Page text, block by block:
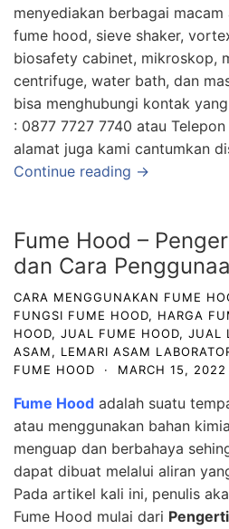
menyediakan berbagai macam
fume hood, sieve shaker,
biosafety cabinet, mikroskop,
centrifuge, water bath, dan
bisa menghubungi kontak
: 0877 7727 7740 atau
alamat juga kami cantumkan
Continue reading →
Fume Hood –
dan Cara
CARA MENGGUNAKAN FUME
FUNGSI FUME HOOD, HARGA
HOOD, JUAL FUME HOOD, JUAL
ASAM, LEMARI ASAM
FUME HOOD
· MARCH 15, 2022
Fume Hood adalah suatu
atau menggunakan bahan
menguap dan berbahaya
dapat dibuat melalui aliran
Pada artikel kali ini, penulis
Fume Hood mulai dari